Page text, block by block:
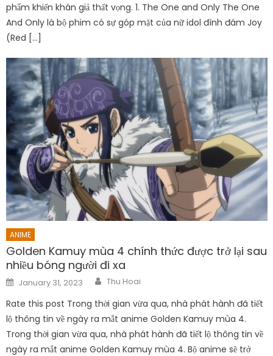
phẩm khiến khán giả thất vọng. 1. The One and Only The One
And Only là bộ phim có sự góp mặt của nữ idol đình đám Joy
(Red […]
ANIME
Golden Kamuy mùa 4 chính thức được trở lại sau
nhiều bóng người đi xa
Posted
on
January 31, 2023 Author
Thu Hoai
Rate this post Trong thời gian vừa qua, nhà phát hành đã tiết
lộ thông tin về ngày ra mắt anime Golden Kamuy mùa 4.
Trong thời gian vừa qua, nhà phát hành đã tiết lộ thông tin về
ngày ra mắt anime Golden Kamuy mùa 4. Bộ anime sẽ trở